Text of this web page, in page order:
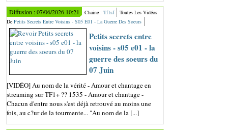
Diffusion : 07/06/2026 10:21 Chaine : Tf1sf
Toutes Les Vidéos
De Petits Secrets Entre Voisins - S05 E01 - La Guerre Des Soeurs
Petits secrets entre
voisins - s05 e01 - la
guerre des soeurs du
07 Juin
[VIDÉO] Au nom de la vérité - Amour et chantage en
streaming sur TF1+ ?? 1535 - Amour et chantage -
Chacun d'entre nous s'est déjà retrouvé au moins une
fois, au c?ur de la tourmente... "Au nom de la [...]